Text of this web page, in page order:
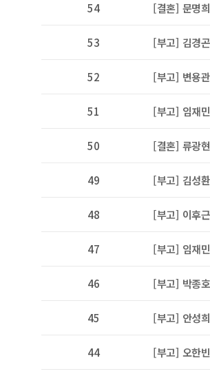
54 [결혼] 문명
53 [부고] 김경
52 [부고] 변용
51 [부고] 임재
50 [결혼] 류광
49 [부고] 김성
48 [부고] 이후
47 [부고] 임재
46 [부고] 박종
45 [부고] 안성
44 [부고] 오한